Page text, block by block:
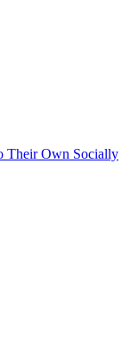
Their Own Socially